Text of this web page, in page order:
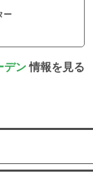
ー
デン情報を見る